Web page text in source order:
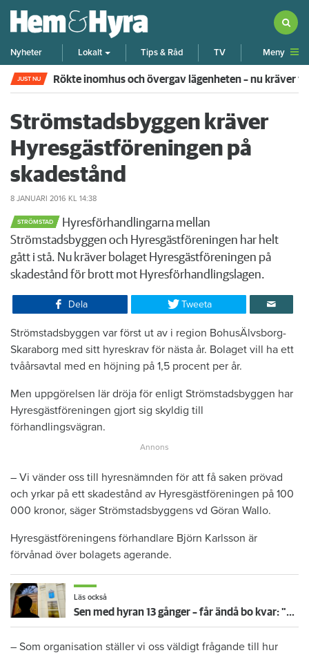
Nyheter Lokalt Tips & Råd TV Meny
JUST NU Rökte inomhus och övergav lägenheten – nu kräver
Strömstadsbyggen kräver
Hyresgästföreningen på
skadestånd
8 JANUARI 2016 KL 14:38
STRÖMSTAD
Hyresförhandlingarna mellan
Strömstadsbyggen och Hyresgästföreningen har helt
gått i stå. Nu kräver bolaget Hyresgästföreningen på
skadestånd för brott mot Hyresförhandlingslagen.
Dela Tweeta
Strömstadsbyggen var först ut av i region BohusÄlvsborg-
Skaraborg med sitt hyreskrav för nästa år. Bolaget vill ha ett
tvåårsavtal med en höjning på 1,5 procent per år.
Men uppgörelsen lär dröja för enligt Strömstadsbyggen har
Hyresgästföreningen gjort sig skyldig till
förhandlingsvägran.
– Vi vänder oss till hyresnämnden för att få saken prövad
och yrkar på ett skadestånd av Hyresgästföreningen på 100
000 kronor, säger Strömstadsbyggens vd Göran Wallo.
Hyresgästföreningens förhandlare Björn Karlsson är
förvånad över bolagets agerande.
Läs också
Sen med hyran 13 gånger – får ändå bo kvar: "Glömde att betala"
– Som organisation ställer vi oss väldigt frågande till hur